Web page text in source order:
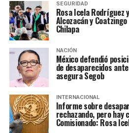
SEGURIDAD
Rosa Icela Rodríguez
Alcozacán y
Chilapa
NACIÓN
México defendió
de desaparecidos
asegura Segob
INTERNACIONAL
Informe sobre
rechazando, pero hay
Comisionado: Rosa